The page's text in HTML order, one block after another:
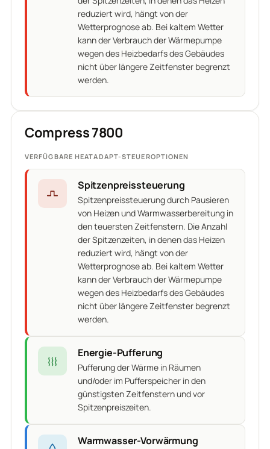
reduziert wird, hängt von der
Wetterprognose ab. Bei kaltem Wetter
kann der Verbrauch der Wärmepumpe
wegen des Heizbedarfs des Gebäudes
nicht über längere Zeitfenster begrenzt
werden.
Compress 7800
VERFÜGBARE HEATADAPT-STEUEROPTIONEN
Spitzenpreissteuerung
Spitzenpreissteuerung durch Pausieren
von Heizen und Warmwasserbereitung in
den teuersten Zeitfenstern. Die Anzahl
der Spitzenzeiten, in denen das Heizen
reduziert wird, hängt von der
Wetterprognose ab. Bei kaltem Wetter
kann der Verbrauch der Wärmepumpe
wegen des Heizbedarfs des Gebäudes
nicht über längere Zeitfenster begrenzt
werden.
Energie-Pufferung
Pufferung der Wärme in Räumen
und/oder im Pufferspeicher in den
günstigsten Zeitfenstern und vor
Spitzenpreiszeiten.
Warmwasser-Vorwärmung